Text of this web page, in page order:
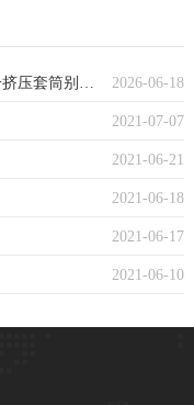
2026-06-18
钢筋套筒采购避坑指南：直螺纹套筒和冷挤压套筒别再混用了，一文讲清
2021-07-07
2021-06-21
2021-06-18
2021-06-17
2021-06-10